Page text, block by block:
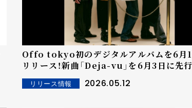
Offo tokyo初のデジタルアルバムを6月
リリース！新曲「Deja-vu」を6月3日に先
リリース情報 2026.05.12